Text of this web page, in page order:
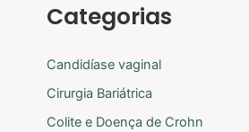
Categorias
Candidíase vaginal
Cirurgia Bariátrica
Colite e Doença de Crohn